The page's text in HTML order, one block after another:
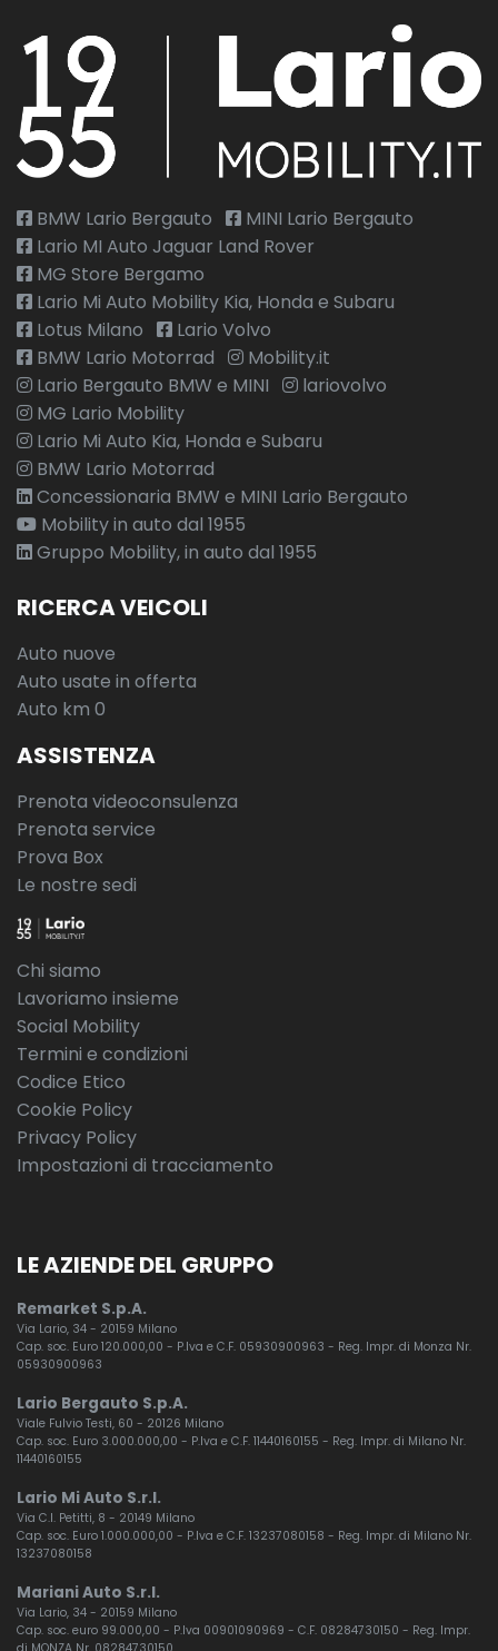
BMW Lario Bergauto
MINI Lario Bergauto
Lario MI Auto Jaguar Land Rover
MG Store Bergamo
Lario Mi Auto Mobility Kia, Honda e Subaru
Lotus Milano
Lario Volvo
BMW Lario Motorrad
Mobility.it
Lario Bergauto BMW e MINI
lariovolvo
MG Lario Mobility
Lario Mi Auto Kia, Honda e Subaru
BMW Lario Motorrad
Concessionaria BMW e MINI Lario Bergauto
Mobility in auto dal 1955
Gruppo Mobility, in auto dal 1955
RICERCA VEICOLI
Auto nuove
Auto usate in offerta
Auto km 0
ASSISTENZA
Prenota videoconsulenza
Prenota service
Prova Box
Le nostre sedi
Chi siamo
Lavoriamo insieme
Social Mobility
Termini e condizioni
Codice Etico
Cookie Policy
Privacy Policy
Impostazioni di tracciamento
LE AZIENDE DEL GRUPPO
Remarket S.p.A.
Via Lario, 34 - 20159 Milano
Cap. soc. Euro 120.000,00 - P.Iva e C.F. 05930900963 - Reg. Impr. di Monza Nr.
05930900963
Lario Bergauto S.p.A.
Viale Fulvio Testi, 60 - 20126 Milano
Cap. soc. Euro 3.000.000,00 - P.Iva e C.F. 11440160155 - Reg. Impr. di Milano Nr.
11440160155
Lario Mi Auto S.r.l.
Via C.I. Petitti, 8 - 20149 Milano
Cap. soc. Euro 1.000.000,00 - P.Iva e C.F. 13237080158 - Reg. Impr. di Milano Nr.
13237080158
Mariani Auto S.r.l.
Via Lario, 34 - 20159 Milano
Cap. soc. euro 99.000,00 - P.Iva 00901090969 - C.F. 08284730150 - Reg. Impr.